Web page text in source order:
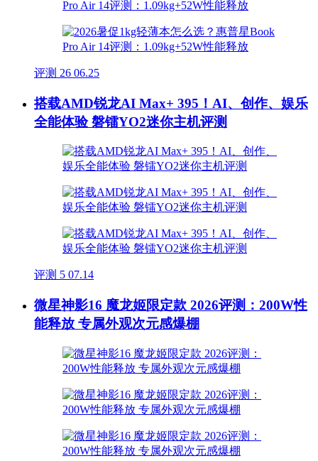
评测 26 06.25
搭载AMD锐龙AI Max+ 395！AI、创作、娱乐
全能体验 磐镭YO2迷你主机评测
评测 5 07.14
微星神影16 魔龙姬限定款 2026评测：200W性
能释放 专属外观次元感爆棚